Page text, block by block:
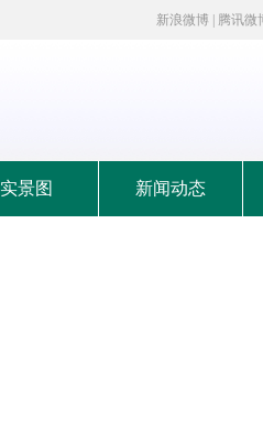
新浪微博 腾讯微
实景图 新闻动态